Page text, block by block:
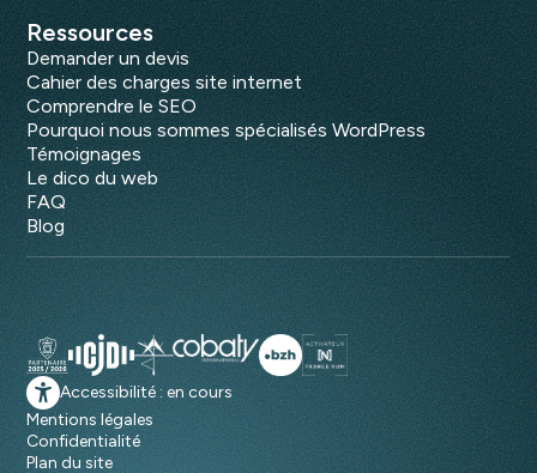
Ressources
Demander un devis
Cahier des charges site internet
Comprendre le SEO
Pourquoi nous sommes spécialisés WordPress
Témoignages
Le dico du web
FAQ
Blog
Accessibilité : en cours
Mentions légales
Confidentialité
Plan du site